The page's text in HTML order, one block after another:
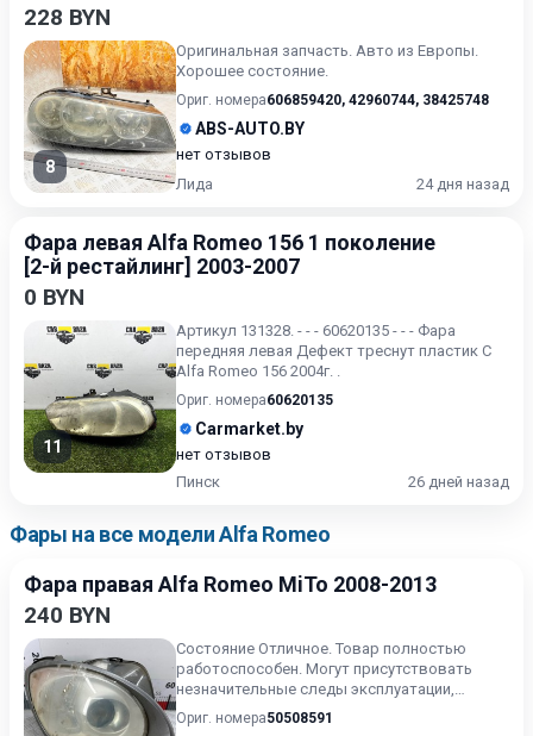
228 BYN
8
Оригинальная запчасть. Авто из Европы.
Хорошее состояние.
Ориг. номера606859420, 42960744, 38425748
ABS-AUTO.BY
нет отзывов
Лида
24 дня назад
Фара левая Alfa Romeo 156 1 поколение
[2-й рестайлинг] 2003-2007
0 BYN
11
Артикул 131328. - - - 60620135 - - - Фара
передняя левая Дефект треснут пластик С
Alfa Romeo 156 2004г. .
Ориг. номера60620135
Carmarket.by
нет отзывов
Пинск
26 дней назад
Фары на все модели Alfa Romeo
Фара правая Alfa Romeo MiTo 2008-2013
240 BYN
Состояние Отличное. Товар полностью
работоспособен. Могут присутствовать
незначительные следы эксплуатации,
царапины на лакокрасочном покрыт...
Ориг. номера50508591